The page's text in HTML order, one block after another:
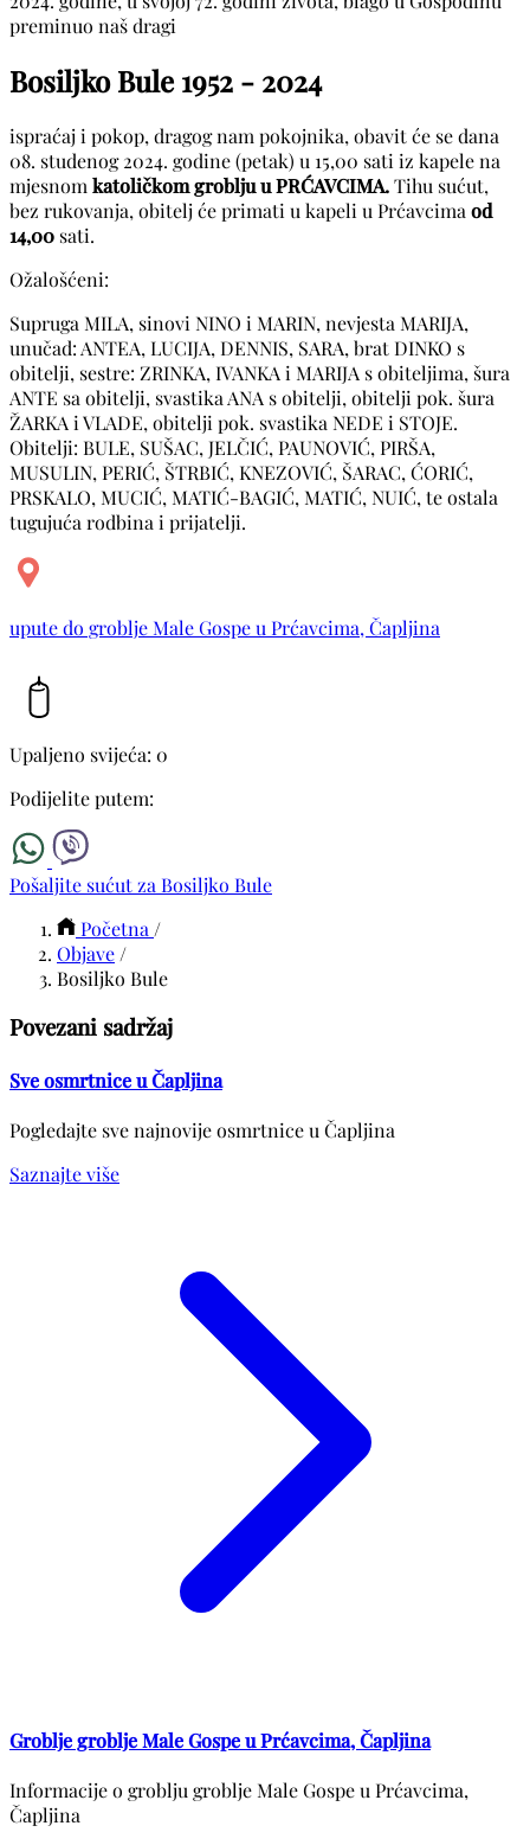
preminuo naš dragi
Bosiljko Bule1952 - 2024
ispraćaj i pokop, dragog nam pokojnika, obavit će se dana
08. studenog 2024. godine (petak) u 15,00 sati iz kapele na
mjesnom katoličkom groblju u PRĆAVCIMA.Tihu sućut,
bez rukovanja, obitelj će primati u kapeli u Prćavcima od
14,00 sati.
Ožalošćeni:
Supruga MILA, sinovi NINO i MARIN, nevjesta MARIJA,
unučad: ANTEA, LUCIJA, DENNIS, SARA, brat DINKO s
obitelji, sestre: ZRINKA, IVANKA i MARIJA s obiteljima, šura
ANTE sa obitelji, svastika ANA s obitelji, obitelji pok. šura
ŽARKA i VLADE, obitelji pok. svastika NEDE i STOJE.
Obitelji: BULE, SUŠAC, JELČIĆ, PAUNOVIĆ, PIRŠA,
MUSULIN, PERIĆ, ŠTRBIĆ, KNEZOVIĆ, ŠARAC, ĆORIĆ,
PRSKALO, MUCIĆ, MATIĆ-BAGIĆ, MATIĆ, NUIĆ, te ostala
tugujuća rodbina i prijatelji.
upute do groblje Male Gospe u Prćavcima, Čapljina
Upaljeno svijeća: 0
Podijelite putem:
Pošaljite sućut za Bosiljko Bule
Početna /
Objave /
Bosiljko Bule
Povezani sadržaj
Sve osmrtnice u Čapljina
Pogledajte sve najnovije osmrtnice u Čapljina
Saznajte više
Groblje groblje Male Gospe u Prćavcima, Čapljina
Informacije o groblju groblje Male Gospe u Prćavcima,
Čapljina